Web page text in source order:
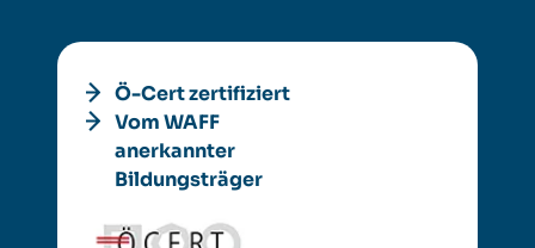
Ö-Cert zertifiziert
Vom WAFF
anerkannter
Bildungsträger